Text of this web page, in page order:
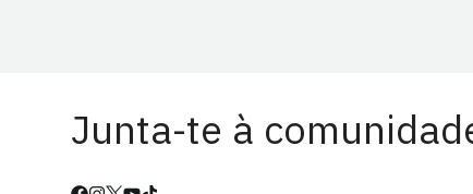
Junta-te à